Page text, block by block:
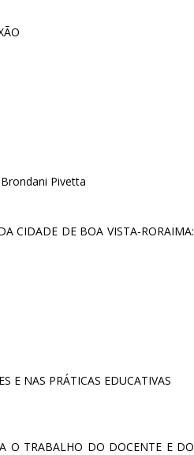
Pivetta
CIDADE DE BOA VISTA-RORAIMA:
E NAS PRÁTICAS EDUCATIVAS
O TRABALHO DO DOCENTE E DO